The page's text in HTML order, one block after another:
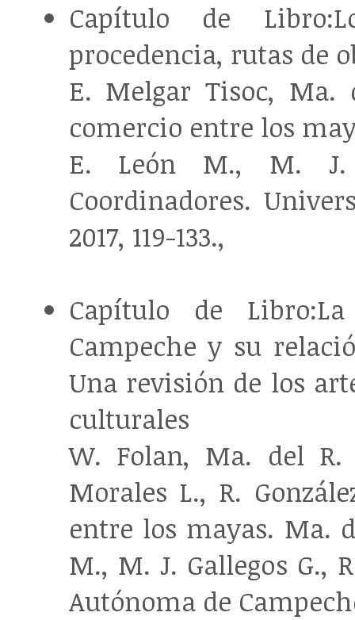
Capítulo de
procedencia, rutas de
E. Melgar Tisoc, Ma.
comercio entre los
E. León M., M. J.
Coordinadores.
2017, 119-133.,
Capítulo de
Campeche y su
Una revisión de los
culturales
W. Folan, Ma. del R.
Morales L., R.
entre los mayas. Ma.
M., M. J. Gallegos G.,
Autónoma de